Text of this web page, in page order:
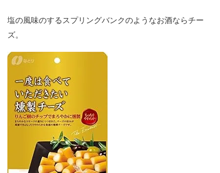
塩の風味のするスプリングバンクのようなお酒ならチー
ズ。